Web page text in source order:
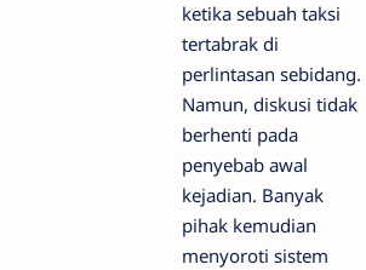
ketika sebuah taksi
tertabrak di
perlintasan sebidang.
Namun, diskusi tidak
berhenti pada
penyebab awal
kejadian. Banyak
pihak kemudian
menyoroti sistem